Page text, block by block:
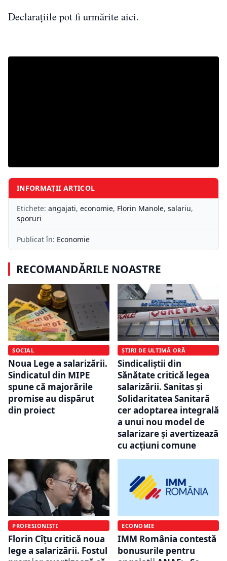
Declarațiile pot fi urmărite aici.
INFORMAȚII ARTICOL
Etichete: angajati, economie, Florin Manole, salariu,
sporuri
Publicat în: Economie
RECOMANDĂRILE NOASTRE
SOCIAL
Noua Lege a salarizării.
Sindicatul din MIPE
spune că majorările
promise au dispărut
din proiect
ȘTIRI DE ULTIMĂ ORĂ
Sindicaliștii din
Sănătate critică legea
salarizării. Sanitas și
Solidaritatea Sanitară
cer adoptarea integrală
a unui nou model de
salarizare și avertizează
cu acțiuni comune
PROFESIONIȘTI
Florin Cîțu critică noua
lege a salarizării. Fostul
ECONOMIE
IMM România contestă
bonusurile pentru